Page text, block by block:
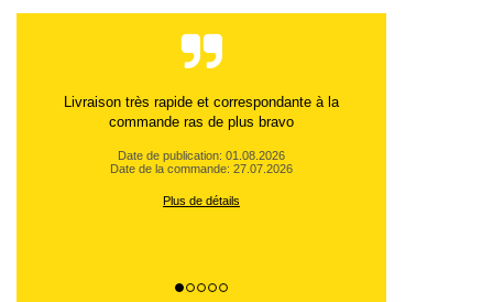
Livraison très rapide et correspondante à la
commande ras de plus bravo
Date de publication: 01.08.2026
Date de la commande: 27.07.2026
Plus de détails